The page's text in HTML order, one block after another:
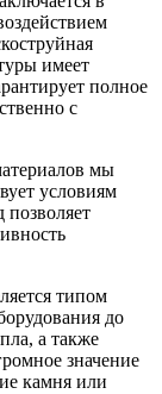
имеет
полное
с
мы
условиям
типом
до
а также
значение
камня или